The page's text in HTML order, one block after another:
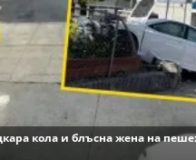
кола и блъсна жена на